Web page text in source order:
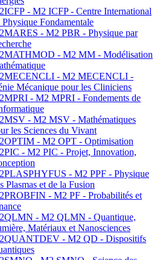
- M2 ICFP - Centre International
Physique Fondamentale
- M2 PBR - Physique par
- M2 MM - Modélisation
- M2 MECENCLI -
Mécanique pour les Cliniciens
- M2 MPRI - Fondements de
- M2 MSV - Mathématiques
les Sciences du Vivant
- M2 OPT - Optimisation
- M2 PIC - Projet, Innovation,
- M2 PPF - Physique
Plasmas et de la Fusion
- M2 PF - Probabilités et
- M2 QLMN - Quantique,
Matériaux et Nanosciences
- M2 QD - Dispositifs